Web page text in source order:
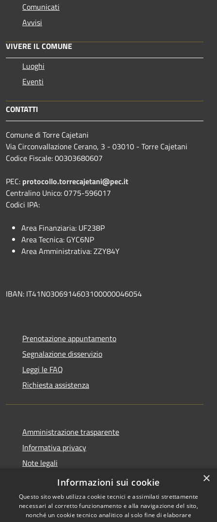
Comunicati
Avvisi
VIVERE IL COMUNE
Luoghi
Eventi
CONTATTI
Comune di Torre Cajetani
Via Circonvallazione Cerano, 3 - 03010 - Torre Cajetani
Codice Fiscale: 00303680607
PEC: protocollo.torrecajetani@pec.it
Centralino Unico: 0775-596017
Codici IPA:
Area Finanziaria: UF238P
Area Tecnica: GYC6NP
Area Amministrativa: ZZY84Y
IBAN: IT41N0306914603100000046054
Prenotazione appuntamento
Segnalazione disservizio
Leggi le FAQ
Richiesta assistenza
Amministrazione trasparente
Informativa privacy
Note legali
Dichiarazione di accessibilità
×
Informazioni sui cookie
Questo sito web utilizza cookie tecnici e assimilati strettamente
necessari al corretto funzionamento e alla navigazione del sito,
nonché un cookie tecnico analitico al solo fine di elaborare